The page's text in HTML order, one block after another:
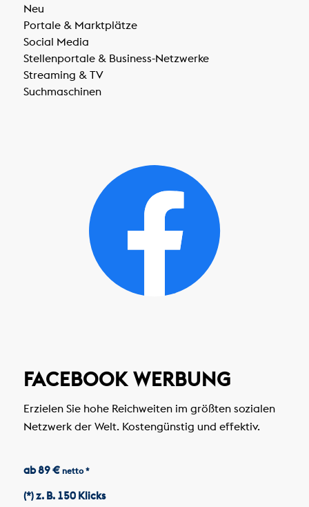
Neu
Portale & Marktplätze
Social Media
Stellenportale & Business-Netzwerke
Streaming & TV
Suchmaschinen
FACEBOOK WERBUNG
Erzielen Sie hohe Reichweiten im größten sozialen
Netzwerk der Welt. Kostengünstig und effektiv.
ab 89 € netto *
(*) z. B. 150 Klicks